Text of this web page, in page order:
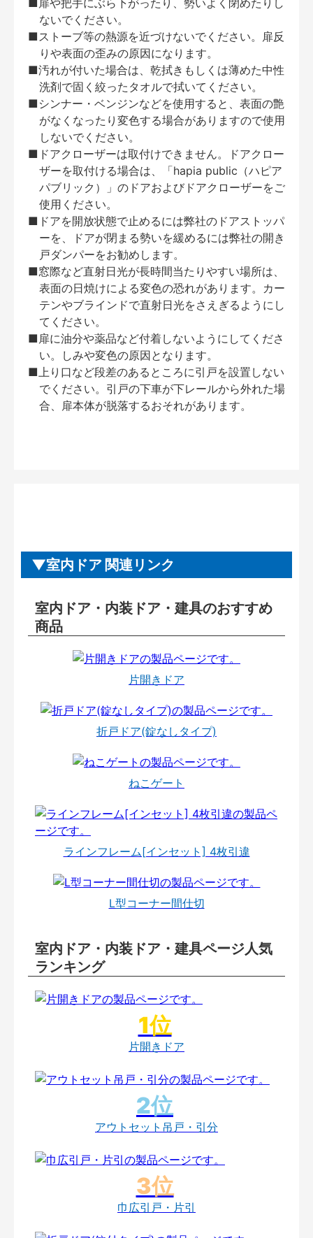
■扉や把手にぶら下がったり、勢いよく閉めたりし
ないでください。
■ストーブ等の熱源を近づけないでください。扉反
りや表面の歪みの原因になります。
■汚れが付いた場合は、乾拭きもしくは薄めた中性
洗剤で固く絞ったタオルで拭いてください。
■シンナー・ベンジンなどを使用すると、表面の艶
がなくなったり変色する場合がありますので使用
しないでください。
■ドアクローザーは取付けできません。ドアクロー
ザーを取付ける場合は、「hapia public（ハピア
パブリック）」のドアおよびドアクローザーをご
使用ください。
■ドアを開放状態で止めるには弊社のドアストッパ
ーを、ドアが閉まる勢いを緩めるには弊社の開き
戸ダンパーをお勧めします。
■窓際など直射日光が長時間当たりやすい場所は、
表面の日焼けによる変色の恐れがあります。カー
テンやブラインドで直射日光をさえぎるようにし
てください。
■扉に油分や薬品など付着しないようにしてくださ
い。しみや変色の原因となります。
■上り口など段差のあるところに引戸を設置しない
でください。引戸の下車が下レールから外れた場
合、扉本体が脱落するおそれがあります。
室内ドア 関連リンク
室内ドア・内装ドア・建具のおすすめ
商品
片開きドア
折戸ドア(錠なしタイプ)
ねこゲート
ラインフレーム[インセット] 4枚引違
L型コーナー間仕切
室内ドア・内装ドア・建具ページ人気
ランキング
片開きドア
アウトセット吊戸・引分
巾広引戸・片引